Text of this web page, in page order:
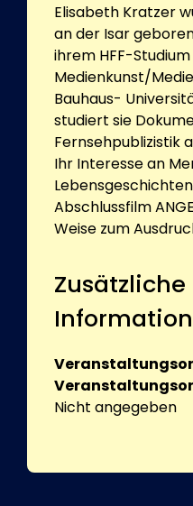
Elisabeth Kratzer
an der Isar
ihrem HFF-Studium
Medienkunst/
Bauhaus-
studiert sie
Fernsehpublizistik
Ihr Interesse an
Abschlussfilm
Weise zum
Zusätzliche
Nicht angegeben